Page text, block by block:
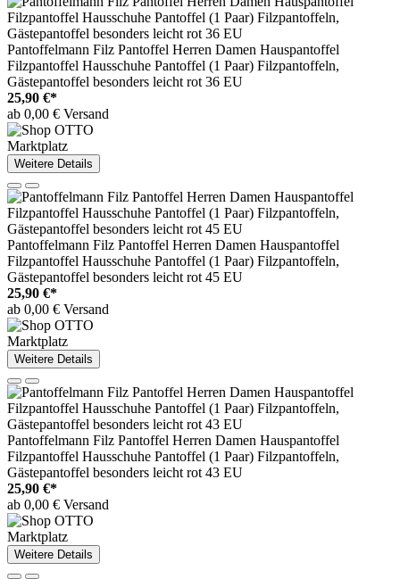
Pantoffelmann Filz Pantoffel Herren Damen Hauspantoffel
Filzpantoffel Hausschuhe Pantoffel (1 Paar) Filzpantoffeln,
Gästepantoffel besonders leicht rot 36 EU
25,90 €*
ab 0,00 € Versand
Marktplatz
Weitere Details
Pantoffelmann Filz Pantoffel Herren Damen Hauspantoffel
Filzpantoffel Hausschuhe Pantoffel (1 Paar) Filzpantoffeln,
Gästepantoffel besonders leicht rot 45 EU
25,90 €*
ab 0,00 € Versand
Marktplatz
Weitere Details
Pantoffelmann Filz Pantoffel Herren Damen Hauspantoffel
Filzpantoffel Hausschuhe Pantoffel (1 Paar) Filzpantoffeln,
Gästepantoffel besonders leicht rot 43 EU
25,90 €*
ab 0,00 € Versand
Marktplatz
Weitere Details